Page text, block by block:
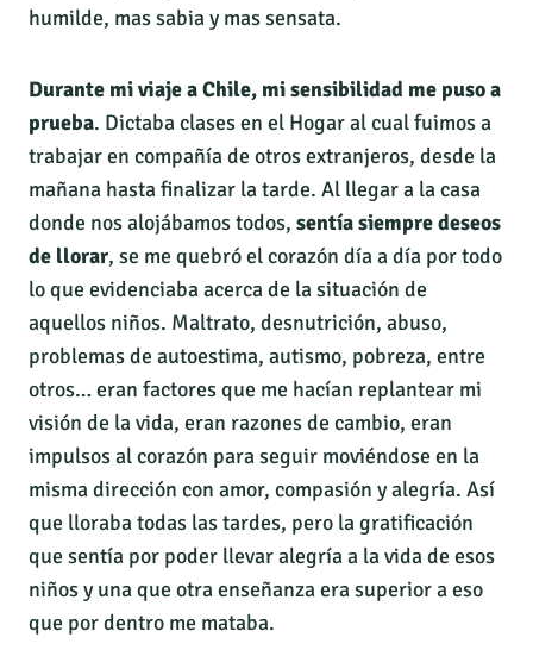
humilde, mas sabia y mas sensata.
Durante mi viaje a Chile, mi sensibilidad me puso a
prueba. Dictaba clases en el Hogar al cual fuimos a
trabajar en compañía de otros extranjeros, desde la
mañana hasta finalizar la tarde. Al llegar a la casa
donde nos alojábamos todos, sentía siempre deseos
de llorar, se me quebró el corazón día a día por todo
lo que evidenciaba acerca de la situación de
aquellos niños. Maltrato, desnutrición, abuso,
problemas de autoestima, autismo, pobreza, entre
otros… eran factores que me hacían replantear mi
visión de la vida, eran razones de cambio, eran
impulsos al corazón para seguir moviéndose en la
misma dirección con amor, compasión y alegría. Así
que lloraba todas las tardes, pero la gratificación
que sentía por poder llevar alegría a la vida de esos
niños y una que otra enseñanza era superior a eso
que por dentro me mataba.